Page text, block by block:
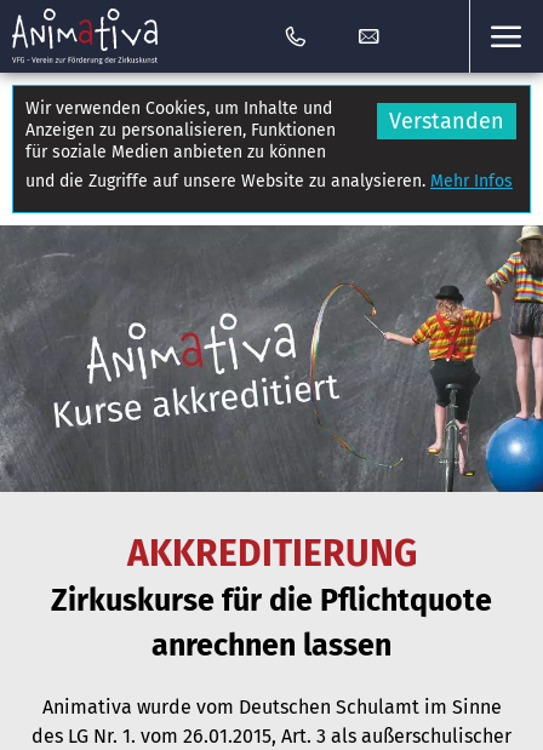
Verstanden
Wir verwenden Cookies, um Inhalte und
Anzeigen zu personalisieren, Funktionen
für soziale Medien anbieten zu können
und die Zugriffe auf unsere Website zu analysieren. Mehr Infos
AKKREDITIERUNG
Zirkuskurse für die Pflichtquote
anrechnen lassen
Animativa wurde vom Deutschen Schulamt im Sinne
des LG Nr. 1. vom 26.01.2015, Art. 3 als außerschulischer